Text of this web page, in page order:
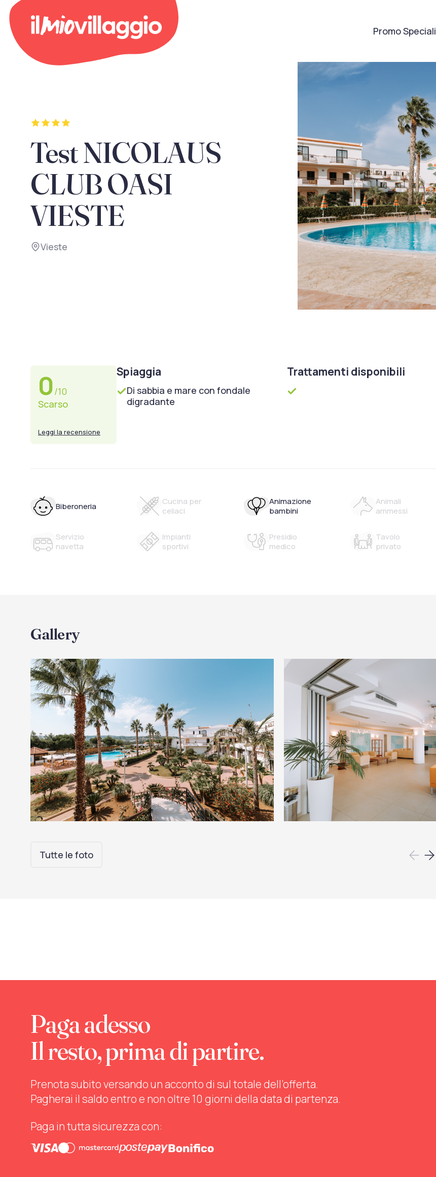
Promo Speciali
Test NICOLAUS
CLUB OASI
VIESTE
Vieste
0/10
Scarso
Leggi la recensione
Spiaggia
Di sabbia e mare con fondale
digradante
Trattamenti disponibili
Biberoneria
Cucina per
celiaci
Animazione
bambini
Animali
ammessi
Servizio
navetta
Impianti
sportivi
Presidio
medico
Tavolo
privato
Gallery
Tutte le foto
Paga adesso
Il resto, prima di partire.
Prenota subito versando un acconto di sul totale dell’offerta.
Pagherai il saldo entro e non oltre 10 giorni della data di partenza.
Paga in tutta sicurezza con: